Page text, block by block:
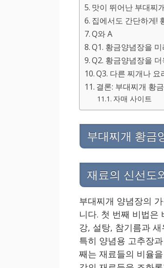
맛이 뛰어난 부대찌
집에서도 간단하게!
Q와 A
Q1. 황금양념장을
Q2. 황금양념장을
Q3. 다른 찌개나
결론: 부대찌개 황
자매 사이트
부대찌개 황금
재료의 신선도
부대찌개 양념장의
니다. 첫 번째 비법은
강, 설탕, 참기름과
특히 양념용 고추장
째는 재료들의 비율